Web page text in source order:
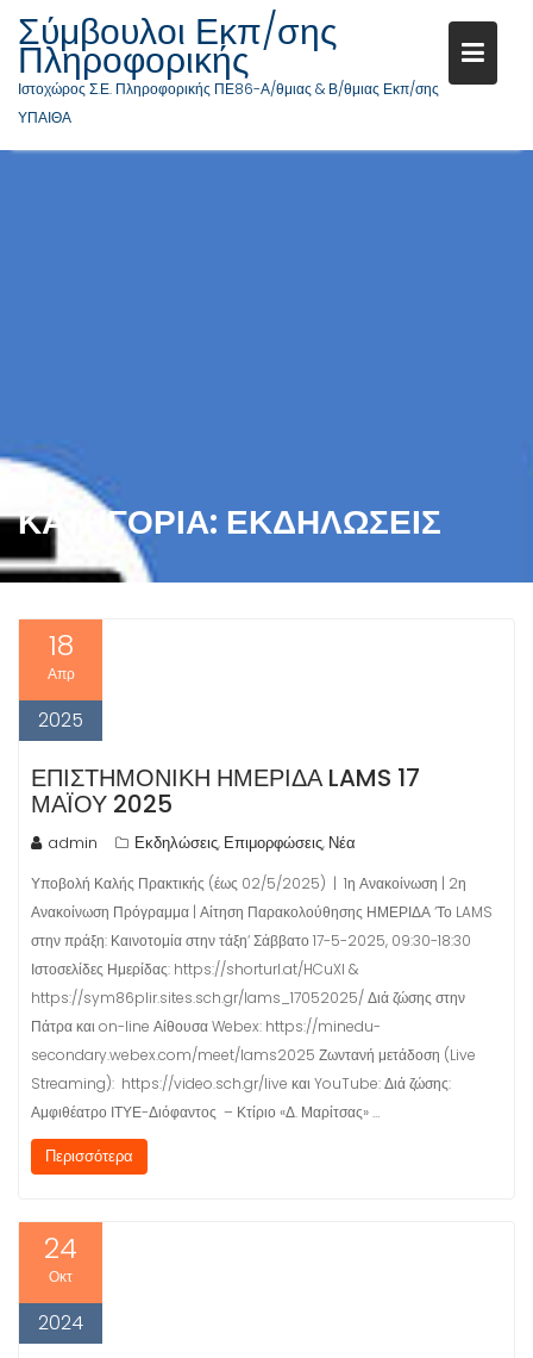
Σύμβουλοι Εκπ/σης
Πληροφορικής
Ιστοχώρος Σ.Ε. Πληροφορικής ΠΕ86-Α/θμιας & Β/θμιας Εκπ/σης
ΥΠΑΙΘΑ
ΚΑΤΗΓΟΡΊΑ: ΕΚΔΗΛΏΣΕΙΣ
18
Απρ
2025
ΕΠΙΣΤΗΜΟΝΙΚΉ ΗΜΕΡΊΔΑ LAMS 17
ΜΑΪ́ΟΥ 2025
admin Εκδηλώσεις, Επιμορφώσεις, Νέα
Υποβολή Καλής Πρακτικής (έως 02/5/2025) | 1η Ανακοίνωση | 2η
Ανακοίνωση Πρόγραμμα | Αίτηση Παρακολούθησης ΗΜΕΡΙΔΑ ‘Το LAMS
στην πράξη: Καινοτομία στην τάξη‘ Σάββατο 17-5-2025, 09:30-18:30
Ιστοσελίδες Ημερίδας: https://shorturl.at/HCuXl &
https://sym86plir.sites.sch.gr/lams_17052025/ Διά ζώσης στην
Πάτρα και on-line Αίθουσα Webex: https://minedu-
secondary.webex.com/meet/lams2025 Ζωντανή μετάδοση (Live
Streaming): https://video.sch.gr/live και YouTube: Διά ζώσης:
Αμφιθέατρο ΙΤΥΕ-Διόφαντος – Κτίριο «Δ. Μαρίτσας» …
Περισσότερα
24
Οκτ
2024